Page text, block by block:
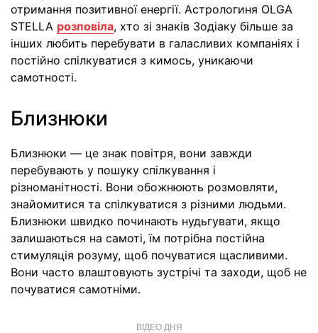
отримання позитивної енергії. Астрологиня OLGA
STELLA розповіла, хто зі знаків Зодіаку більше за
інших любить перебувати в галасливих компаніях і
постійно спілкуватися з кимось, уникаючи
самотності.
Близнюки
Близнюки — це знак повітря, вони завжди
перебувають у пошуку спілкування і
різноманітності. Вони обожнюють розмовляти,
знайомитися та спілкуватися з різними людьми.
Близнюки швидко починають нудьгувати, якщо
залишаються на самоті, їм потрібна постійна
стимуляція розуму, щоб почуватися щасливими.
Вони часто влаштовують зустрічі та заходи, щоб не
почуватися самотніми.
ВІДЕО ДНЯ